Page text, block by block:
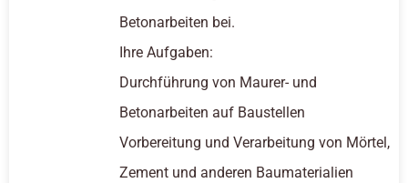
Betonarbeiten bei.
Ihre Aufgaben:
Durchführung von Maurer- und
Betonarbeiten auf Baustellen
Vorbereitung und Verarbeitung von Mörtel,
Zement und anderen Baumaterialien